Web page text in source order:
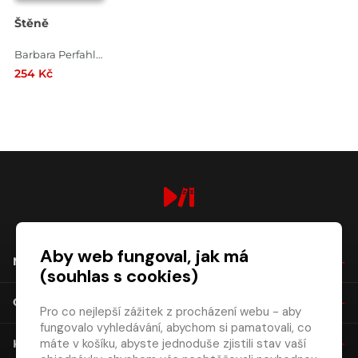
Štěně
Barbara Perfahl , Jana Rätke
254 Kč
NÁKUP
O SPOLEČNOSTI
KONTAKT
Aby web fungoval, jak má
(souhlas s cookies)
Pro co nejlepší zážitek z procházení webu - aby
fungovalo vyhledávání, abychom si pamatovali, co
máte v košíku, abyste jednoduše zjistili stav vaší